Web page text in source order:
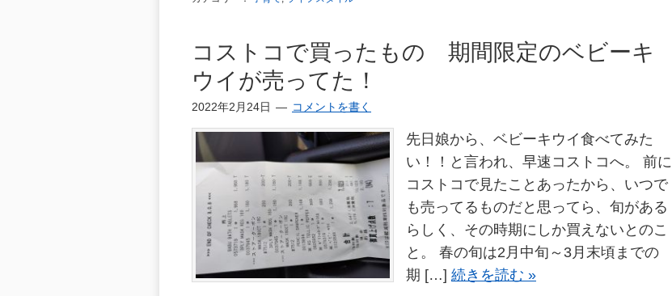
コストコで買ったもの 期間限定のベビーキ
ウイが売ってた！
2022年2月24日 コメントを書く
先日娘から、ベビーキウイ食べてみた
い！！と言われ、早速コストコへ。 前に
コストコで見たことあったから、いつで
も売ってるものだと思ってら、旬がある
らしく、その時期にしか買えないとのこ
と。 春の旬は2月中旬～3月末頃までの
期 […] 続きを読む »